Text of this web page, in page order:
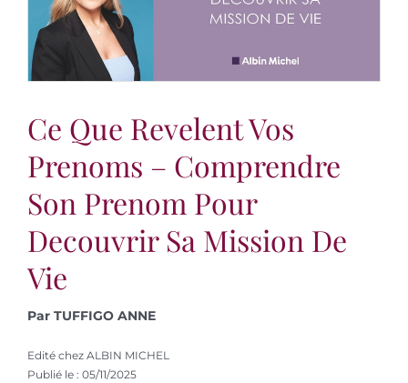
Ce Que Revelent Vos
Prenoms – Comprendre
Son Prenom Pour
Decouvrir Sa Mission De
Vie
Par TUFFIGO ANNE
Edité chez ALBIN MICHEL
Publié le : 05/11/2025